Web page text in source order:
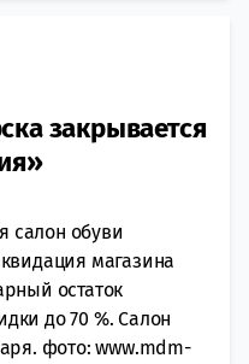
закрывается
салон обуви
магазина
остаток
до 70 %. Салон
фото: www.mdm-